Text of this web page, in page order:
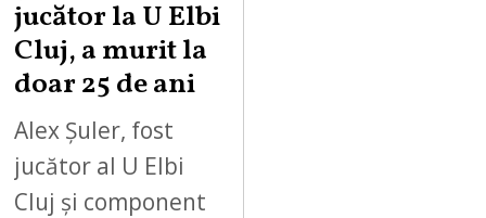
jucător la U Elbi
Cluj, a murit la
doar 25 de ani
Alex Șuler, fost
jucător al U Elbi
Cluj și component